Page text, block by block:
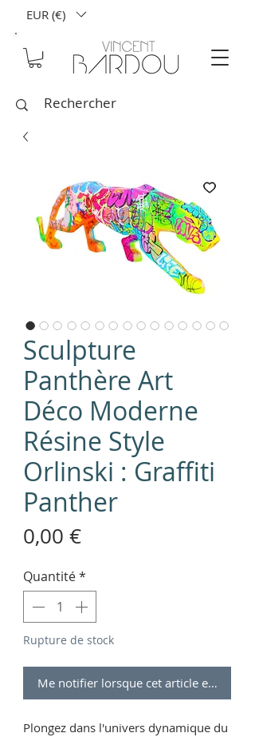
EUR (€)
Sculpture
Panthère Art
Déco Moderne
Résine Style
Orlinski : Graffiti
Panther
0,00 €Prix
Quantité*
Rupture de stock
Me notifier lorsque cet article est
Plongez dans l'univers dynamique du